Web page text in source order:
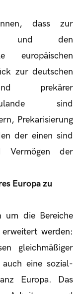
dass zur
und den
europäischen
zur deutschen
und prekärer
sind
Prekarisierung
der einen sind
Vermögen der
Europa zu
um die Bereiche
werden:
gleichmäßiger
eine sozial-
Europa. Das